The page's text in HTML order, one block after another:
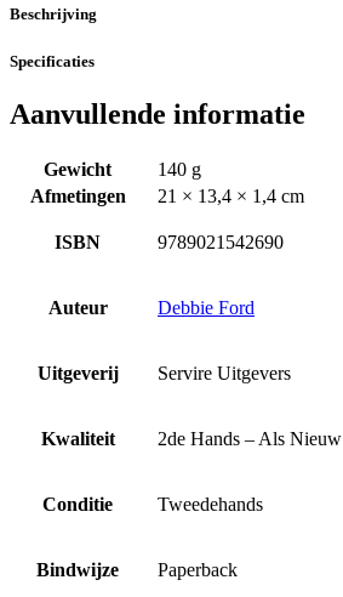
Beschrijving
Specificaties
Aanvullende informatie
Gewicht
140 g
Afmetingen
21 × 13,4 × 1,4 cm
ISBN 9789021542690
Auteur Debbie Ford
Uitgeverij Servire Uitgevers
Kwaliteit 2de Hands – Als Nieuw
Conditie Tweedehands
Bindwijze Paperback